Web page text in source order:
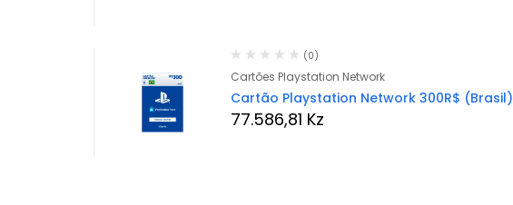
(0)
Cartões Playstation Network
Cartão Playstation Network 300R$ (Brasil)
77.586,81 Kz